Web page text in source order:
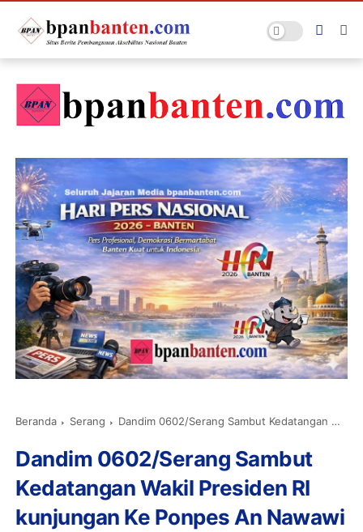
Beranda Serang Dandim 0602/Serang Sambut Kedatangan Wakil Presiden RI kunjungan Ke Ponpes An Nawawi Tanara
Dandim 0602/Serang Sambut
Kedatangan Wakil Presiden RI
kunjungan Ke Ponpes An Nawawi